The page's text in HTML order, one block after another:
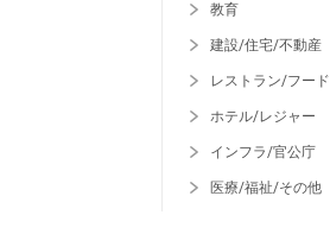
教育
建設/住宅/不動産
レストラン/フード
ホテル/レジャー
インフラ/官公庁
医療/福祉/その他